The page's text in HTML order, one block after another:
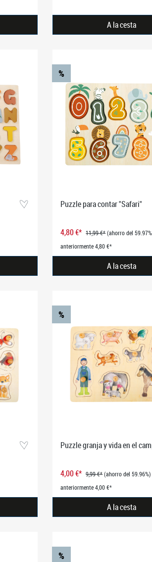
A la cesta
%
Puzzle para contar "Safari"
4,80 €* 11,99 €*(ahorro del
anteriormente 4,80 €*
A la cesta
%
Puzzle granja y vida en el
4,00 €* 9,99 €*(ahorro del 59.96%)
anteriormente 4,00 €*
A la cesta
%